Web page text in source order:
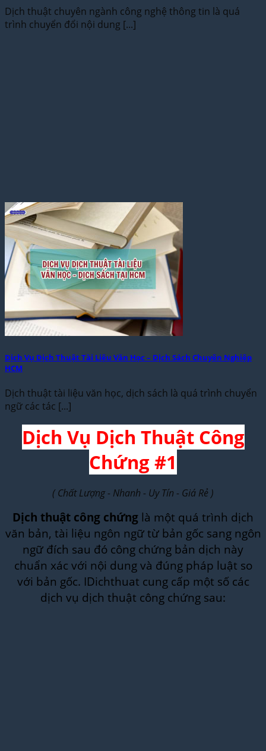
Dịch thuật chuyên ngành công nghệ thông tin là quá
trình chuyển đổi nội dung [...]
Dịch Vụ Dịch Thuật Tài Liệu Văn Học – Dịch Sách Chuyên Nghiệp
HCM
Dịch thuật tài liệu văn học, dịch sách là quá trình chuyển
ngữ các tác [...]
Dịch Vụ Dịch Thuật Công
Chứng #1
( Chất Lượng - Nhanh - Uy Tín - Giá Rẻ )
Dịch thuật công chứng là một quá trình dịch
văn bản, tài liệu ngôn ngữ từ bản gốc sang ngôn
ngữ đích sau đó công chứng bản dịch này
chuẩn xác với nội dung và đúng pháp luật so
với bản gốc. IDichthuat cung cấp một số các
dịch vụ dịch thuật công chứng sau: